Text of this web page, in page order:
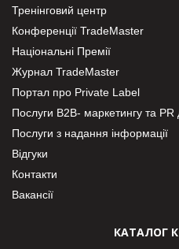
Тренінговий центр
Конференції TradeMaster
Національні Премії
Журнал TradeMaster
Портал про Private Label
Послуги В2В- маркетингу та PR
Послуги з надання інформації
Відгуки
Контакти
Вакансії
КАТАЛОГ